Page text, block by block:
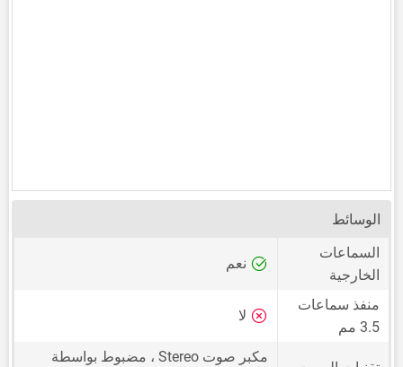
الوسائط
السماعات
الخارجية
نعم
منفذ سماعات
3.5 مم
لا
مكبر صوت Stereo ، مضبوط بواسطة